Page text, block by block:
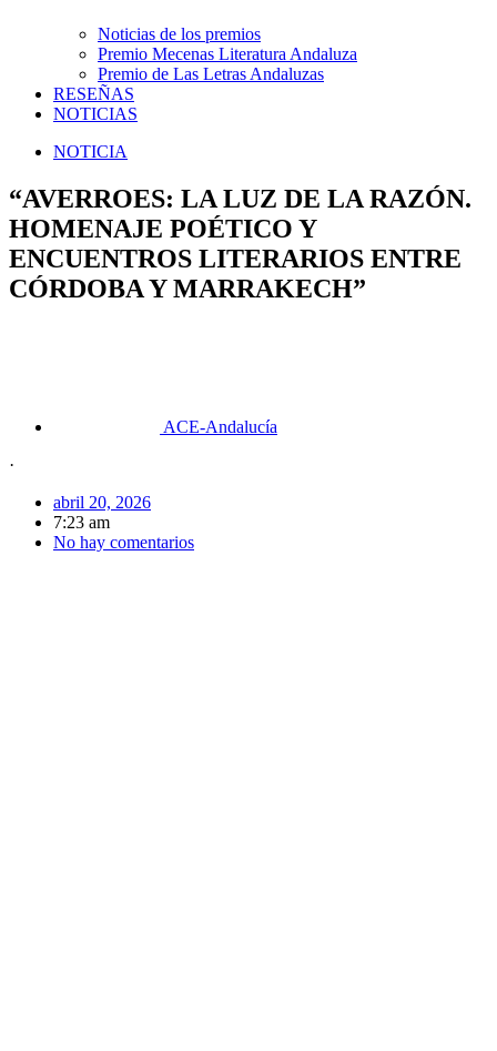
Noticias de los premios
Premio Mecenas Literatura Andaluza
Premio de Las Letras Andaluzas
RESEÑAS
NOTICIAS
NOTICIA
“AVERROES: LA LUZ DE LA RAZÓN.
HOMENAJE POÉTICO Y
ENCUENTROS LITERARIOS ENTRE
CÓRDOBA Y MARRAKECH”
ACE-Andalucía
·
abril 20, 2026
7:23 am
No hay comentarios